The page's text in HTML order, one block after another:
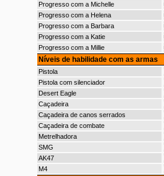
Progresso com a Michelle
Progresso com a Helena
Progresso com a Barbara
Progresso com a Katie
Progresso com a Millie
Níveis de habilidade com as armas
Pistola
Pistola com silenciador
Desert Eagle
Caçadeira
Caçadeira de canos serrados
Caçadeira de combate
Metrelhadora
SMG
AK47
M4